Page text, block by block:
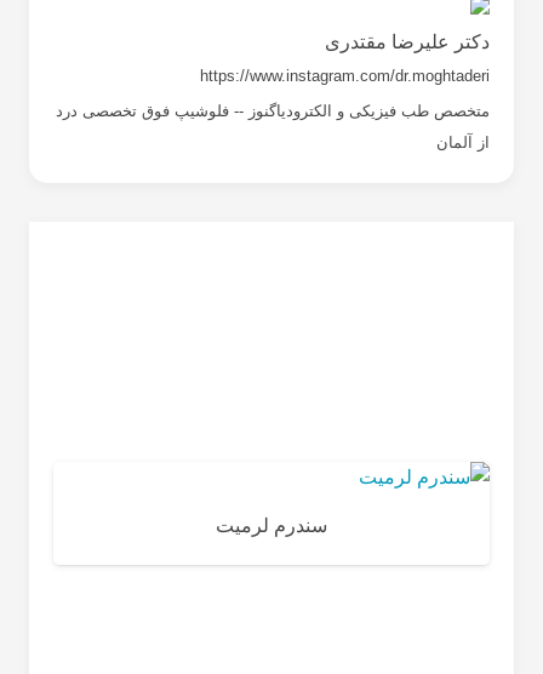
دکتر علیرضا مقتدری
https://www.instagram.com/dr.moghtaderi
متخصص طب فیزیکی و الکترودیاگنوز -- فلوشیپ فوق تخصصی درد
از آلمان
سندرم لرمیت